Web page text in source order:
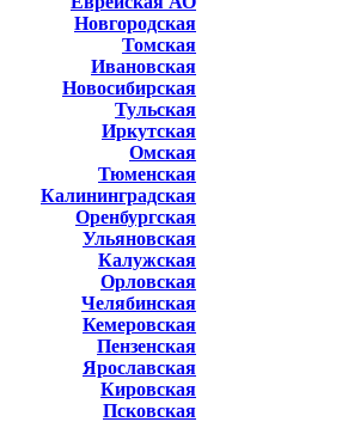
Новгородская
Томская
Ивановская
Новосибирская
Тульская
Иркутская
Омская
Тюменская
Калининградская
Оренбургская
Ульяновская
Калужская
Орловская
Челябинская
Кемеровская
Пензенская
Ярославская
Кировская
Псковская